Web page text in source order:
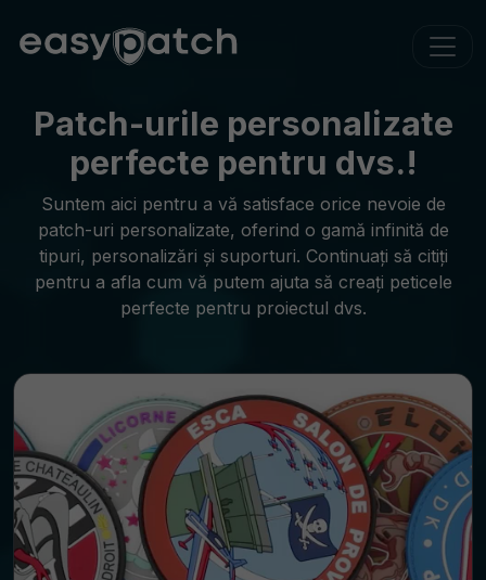
Patch-urile personalizate
perfecte pentru dvs.!
Suntem aici pentru a vă satisface orice nevoie de
patch-uri personalizate, oferind o gamă infinită de
tipuri, personalizări și suporturi. Continuați să citiți
pentru a afla cum vă putem ajuta să creați peticele
perfecte pentru proiectul dvs.